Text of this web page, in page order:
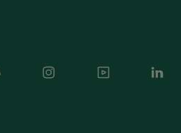
Instagram Youtube